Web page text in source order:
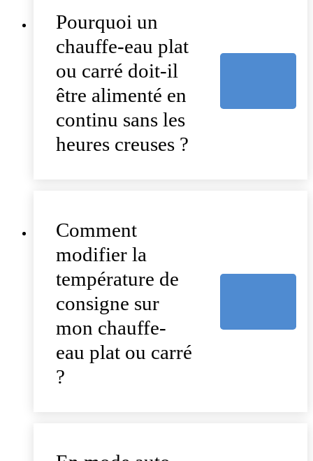
Pourquoi un
chauffe-eau plat
ou carré doit-il
être alimenté en
continu sans les
heures creuses ?
Comment
modifier la
température de
consigne sur
mon chauffe-
eau plat ou carré
?